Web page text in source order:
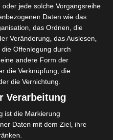
Club Moknine (SCM)
(ASK) – El Gawafel Spor
tives de Gafsa (EGSG)
-
JS Omrane
jede solche Vorgangsreihe
Daten wie das
das Ordnen, die
Veränderung, das Auslesen,
Offenlegung durch
andere Form der
die Verknüpfung, die
die Vernichtung.
Verarbeitung
ist die Markierung
Daten mit dem Ziel, ihre